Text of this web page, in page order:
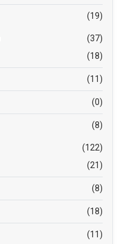
(19)
(37)
(18)
(11)
(0)
(8)
(122)
(21)
(8)
(18)
(11)